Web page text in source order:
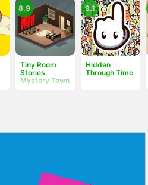
Tiny Room
Stories:
Mystery Town
8.9
Hidden
Through Time
9.1